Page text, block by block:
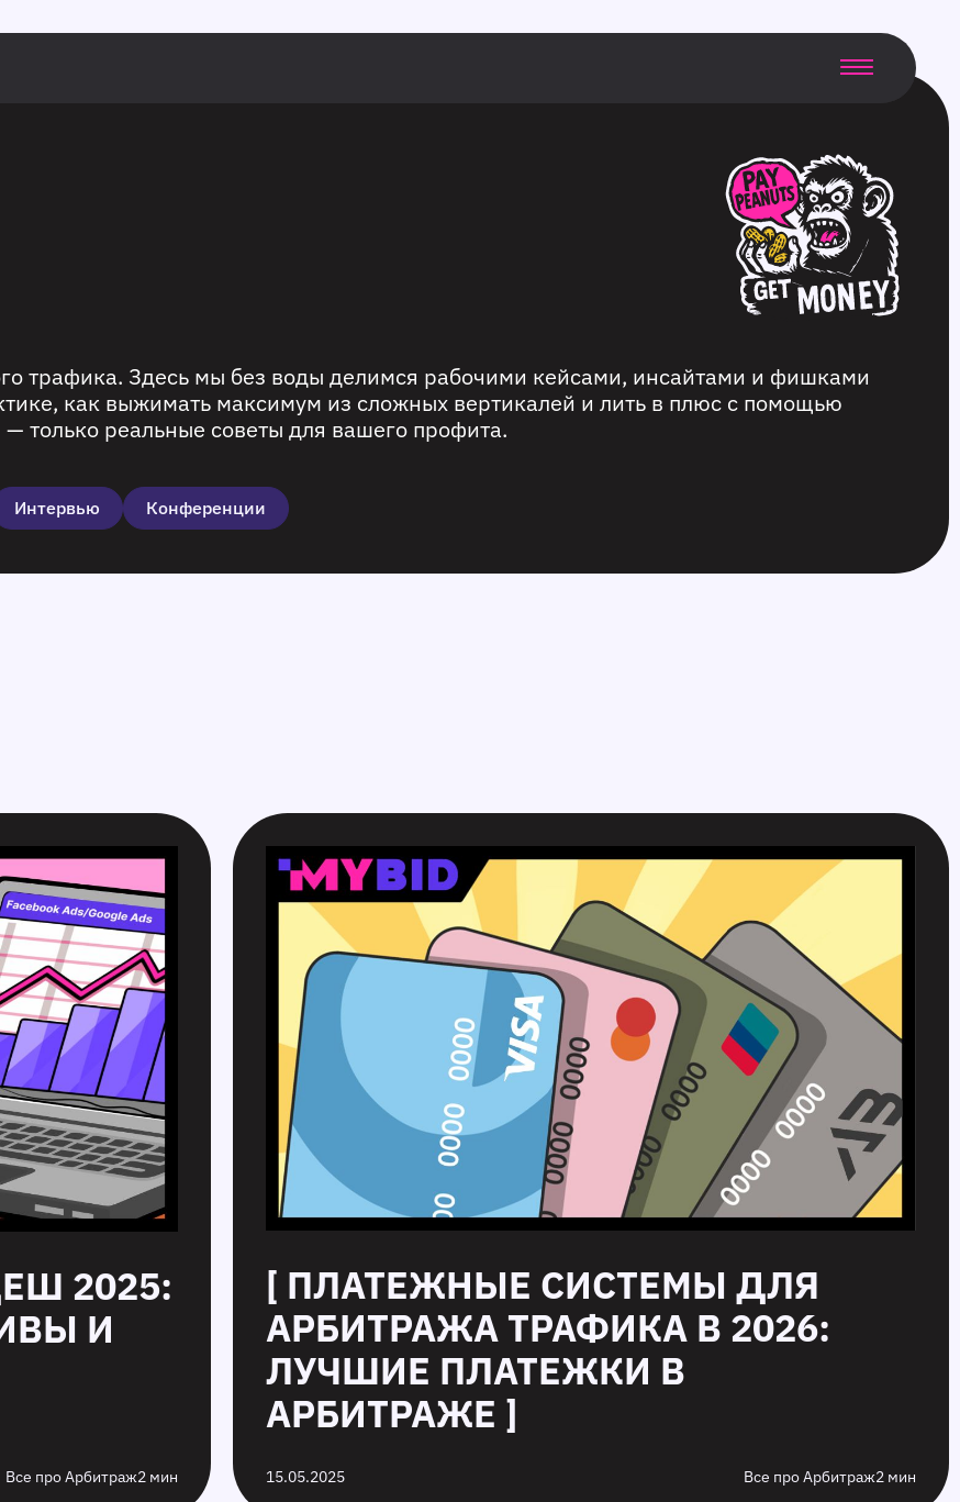
трафика. Здесь мы без воды делимся рабочими кейсами, инсайтами и фишками
как выжимать максимум из сложных вертикалей и лить в плюс с помощью
только реальные советы для вашего профита.
Интервью Конференции
2025:
И
Все про Арбитраж2 мин
[ ПЛАТЕЖНЫЕ СИСТЕМЫ ДЛЯ
АРБИТРАЖА ТРАФИКА В 2026:
ЛУЧШИЕ ПЛАТЕЖКИ В
АРБИТРАЖЕ ]
15.05.2025 Все про Арбитраж2 мин